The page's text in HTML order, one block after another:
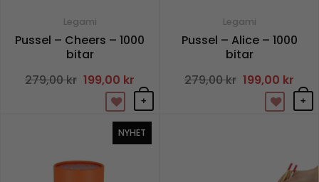
Legami
Pussel – Cheers – 1000
bitar
279,00kr Det
ursprungliga
priset
279,00 kr.
199,00 krDet
nuvarande
priset
är:
199,00 kr.
+
Legami
Pussel – Alice – 1000
bitar
279,00kr Det
ursprungliga
priset
279,00 kr.
199,00 krDet
är:
+
NYHET